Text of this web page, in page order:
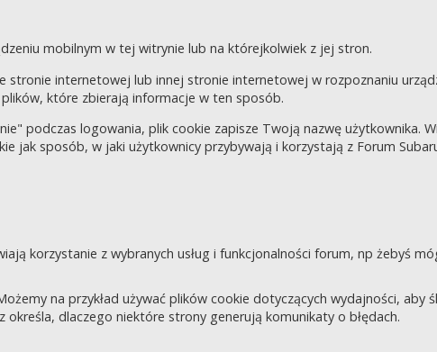
mobilnym w tej witrynie lub na którejkolwiek z jej stron.
internetowej lub innej stronie internetowej w rozpoznaniu
które zbierają informacje w ten sposób.
podczas logowania, plik cookie zapisze Twoją nazwę użytkownika.
jak sposób, w jaki użytkownicy przybywają i korzystają z Forum
korzystanie z wybranych usług i funkcjonalności forum, np żebyś
na przykład używać plików cookie dotyczących wydajności, aby
dlaczego niektóre strony generują komunikaty o błędach.